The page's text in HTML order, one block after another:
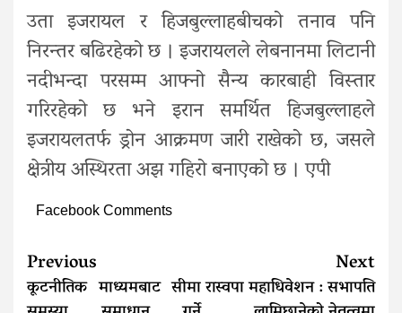
उता इजरायल र हिजबुल्लाहबीचको तनाव पनि
निरन्तर बढिरहेको छ । इजरायलले लेबनानमा लिटानी
नदीभन्दा परसम्म आफ्नो सैन्य कारबाही विस्तार
गरिरहेको छ भने इरान समर्थित हिजबुल्लाहले
इजरायलतर्फ ड्रोन आक्रमण जारी राखेको छ, जसले
क्षेत्रीय अस्थिरता अझ गहिरो बनाएको छ । एपी
Facebook Comments
Continue
Reading
Previous
कूटनीतिक माध्यमबाट सीमा
Next
रास्वपा महाधिवेशन : सभापति